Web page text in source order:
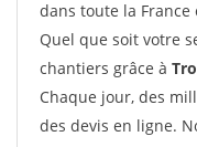
dans toute la
Quel que soit votre
chantiers grâce à
Chaque jour, des
des devis en ligne.